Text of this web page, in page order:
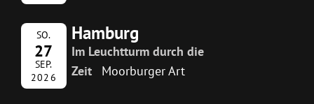
SO.
27
SEP.
2026
Hamburg
Im Leuchtturm durch die
Zeit
Moorburger Art